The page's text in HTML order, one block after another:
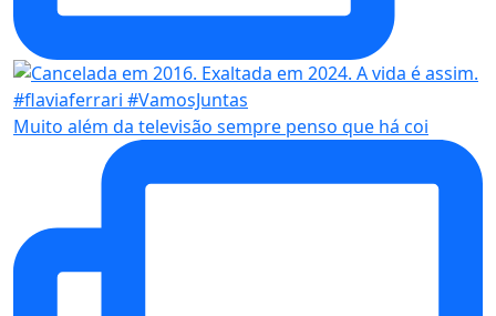
Muito além da televisão sempre penso que há coi